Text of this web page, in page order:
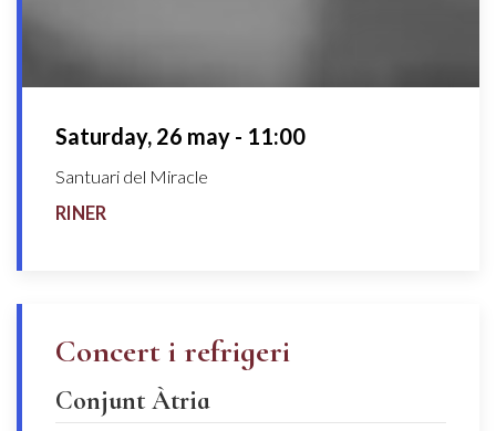
Saturday, 26 may - 11:00
Santuari del Miracle
RINER
Concert i refrigeri
Conjunt Àtria